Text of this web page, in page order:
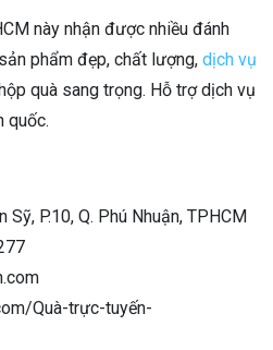
này nhận được nhiều đánh
phẩm đẹp, chất lượng, dịch vụ
quà sang trọng. Hỗ trợ dịch vụ
quốc.
P.10, Q. Phú Nhuận, TPHCM
Quà-trực-tuyến-